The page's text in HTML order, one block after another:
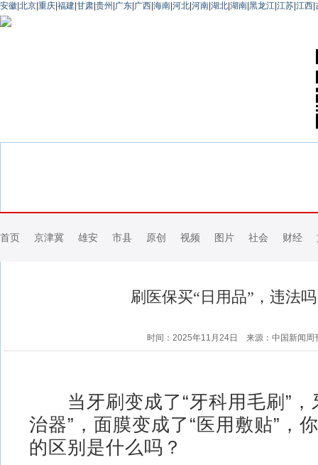
安徽 北京 重庆 福建 甘肃 贵州 广东 广西 海南 河北 河南 湖北 湖南 黑龙江 江苏 江西
首页 京津冀 雄安 市县 原创 视频 图片 社会 财经
刷医保买“日用品”，违法
时间：2025年11月24日 来源：中国新闻周
当牙刷变成了“牙科用毛刷”，
治器”，面膜变成了“医用敷贴”，
的区别是什么吗？